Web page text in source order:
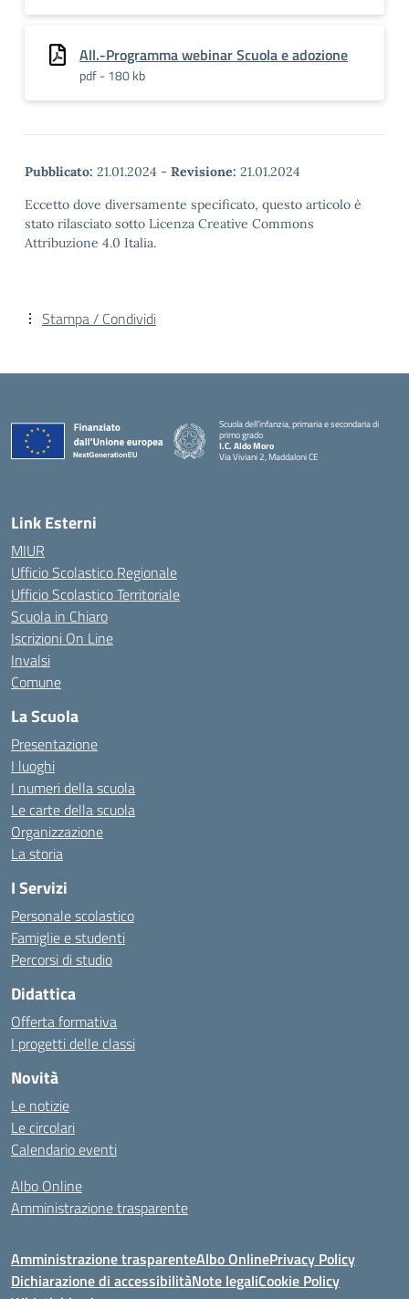
All.-Programma webinar Scuola e adozione
pdf - 180 kb
Pubblicato: 21.01.2024 - Revisione: 21.01.2024
Eccetto dove diversamente specificato, questo articolo è
stato rilasciato sotto Licenza Creative Commons
Attribuzione 4.0 Italia.
Stampa / Condividi
Scuola dell’infanzia, primaria e secondaria di
primo grado
I.C. Aldo Moro
Via Viviani 2, Maddaloni CE
Link Esterni
MIUR
Ufficio Scolastico Regionale
Ufficio Scolastico Territoriale
Scuola in Chiaro
Iscrizioni On Line
Invalsi
Comune
La Scuola
Presentazione
I luoghi
I numeri della scuola
Le carte della scuola
Organizzazione
La storia
I Servizi
Personale scolastico
Famiglie e studenti
Percorsi di studio
Didattica
Offerta formativa
I progetti delle classi
Novità
Le notizie
Le circolari
Calendario eventi
Albo Online
Amministrazione trasparente
Amministrazione trasparenteAlbo OnlinePrivacy Policy
Dichiarazione di accessibilitàNote legaliCookie Policy